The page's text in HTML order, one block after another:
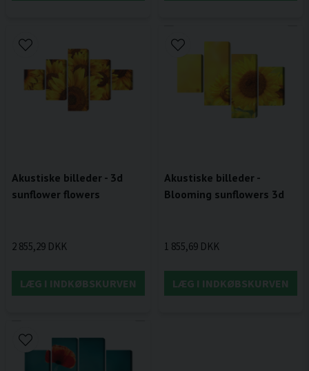
Akustiske billeder - 3d
sunflower flowers
2 855,29 DKK
LÆG I INDKØBSKURVEN
Akustiske billeder -
Blooming sunflowers 3d
1 855,69 DKK
LÆG I INDKØBSKURVEN